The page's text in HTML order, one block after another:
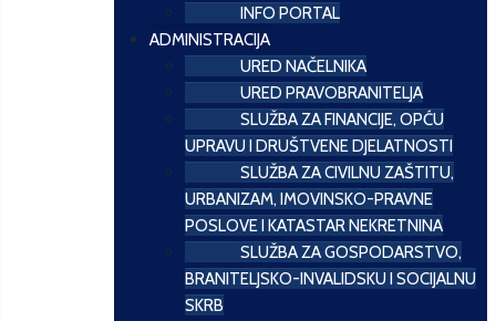
INFO PORTAL
ADMINISTRACIJA
URED NAČELNIKA
URED PRAVOBRANITELJA
SLUŽBA ZA FINANCIJE, OPĆU
UPRAVU I DRUŠTVENE DJELATNOSTI
SLUŽBA ZA CIVILNU ZAŠTITU,
URBANIZAM, IMOVINSKO-PRAVNE
POSLOVE I KATASTAR NEKRETNINA
SLUŽBA ZA GOSPODARSTVO,
BRANITELJSKO-INVALIDSKU I SOCIJALNU
SKRB